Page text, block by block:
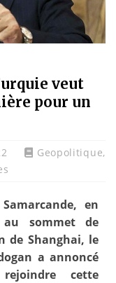
veut
pour un
Geopolitique,
en
sommet de
de Shanghai, le
a annoncé
cette